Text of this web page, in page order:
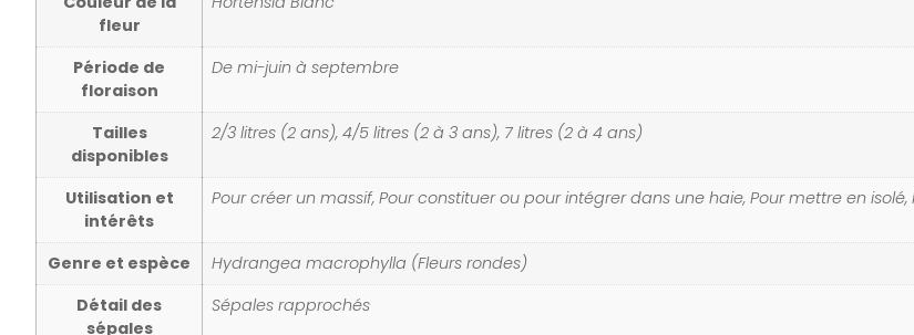
fleur
Période de
floraison
De mi-juin à septembre
Tailles
disponibles
2/3 litres (2 ans), 4/5 litres (2 à 3 ans), 7 litres (2 à 4 ans)
Utilisation et
intérêts
Pour créer un massif, Pour constituer ou pour intégrer dans une haie, Pour mettre en
Genre et espèce
Hydrangea macrophylla (Fleurs rondes)
Détail des
sépales
Sépales rapprochés